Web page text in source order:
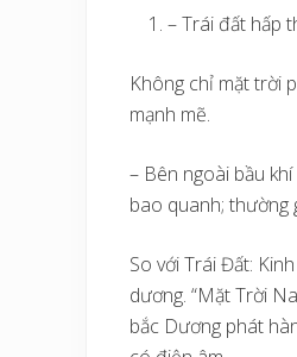
– Trái đất hấp
Không chỉ mặt trời
mạnh mẽ.
– Bên ngoài bầu
bao quanh; thường
So với Trái Đất:
dương. “Mặt Trời
bắc Dương phát